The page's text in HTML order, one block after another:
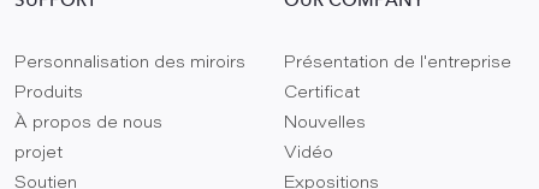
Personnalisation des miroirs
Produits
À propos de nous
projet
Soutien
Présentation de l'entreprise
Certificat
Nouvelles
Vidéo
Expositions